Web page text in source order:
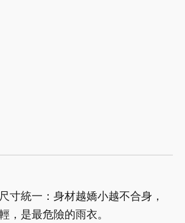
尺寸統一：身材越嬌小越不合身，
，是最危險的雨衣。